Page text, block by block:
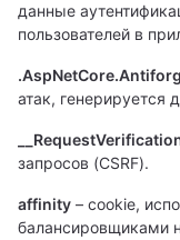
данные
пользователей в
атак, генерируется
запросов (CSRF).
affinity – cookie,
балансировщиками